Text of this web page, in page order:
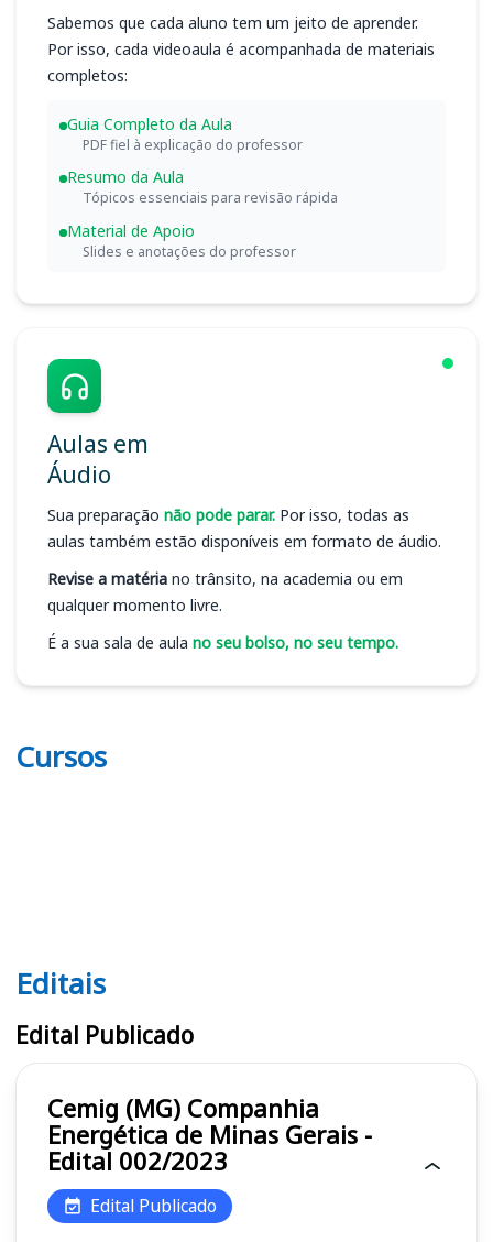
Sabemos que cada aluno tem um jeito de aprender.
Por isso, cada videoaula é acompanhada de materiais
completos:
Guia Completo da Aula
PDF fiel à explicação do professor
Resumo da Aula
Tópicos essenciais para revisão rápida
Material de Apoio
Slides e anotações do professor
Aulas em
Áudio
Sua preparação não pode parar. Por isso, todas as
aulas também estão disponíveis em formato de áudio.
Revise a matéria no trânsito, na academia ou em
qualquer momento livre.
É a sua sala de aula no seu bolso, no seu tempo.
Cursos
Editais Cemig (MG)
Editais
Edital Publicado
Cemig (MG) Companhia
Energética de Minas Gerais -
Edital 002/2023
Edital Publicado